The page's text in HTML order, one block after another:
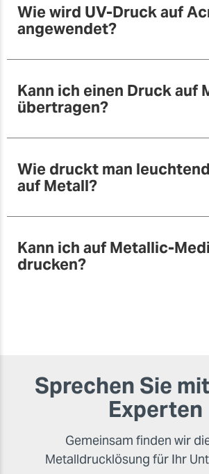
individuellen
Aufklebern.
Weitere
Informationen
Wie wird UV-Druck auf
angewendet?
Kann ich einen Druck auf
übertragen?
Wie druckt man
auf Metall?
Kann ich auf Metallic-
drucken?
Sprechen Sie
Experten
Gemeinsam finden wir
Metalldrucklösung für Ihr